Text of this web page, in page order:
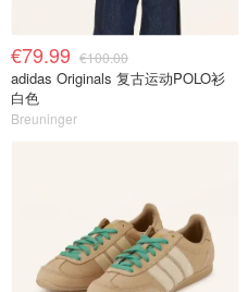
€79.99 €100.00
adidas Originals 复古运动POLO衫
白色
Breuninger